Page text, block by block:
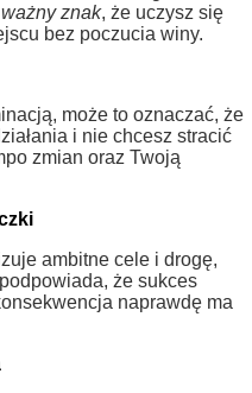
znak, że uczysz się
bez poczucia winy.
może to oznaczać, że
i nie chcesz stracić
zmian oraz Twoją
ambitne cele i drogę,
że sukces
naprawdę ma